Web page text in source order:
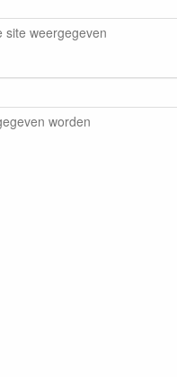
site weergegeven
worden